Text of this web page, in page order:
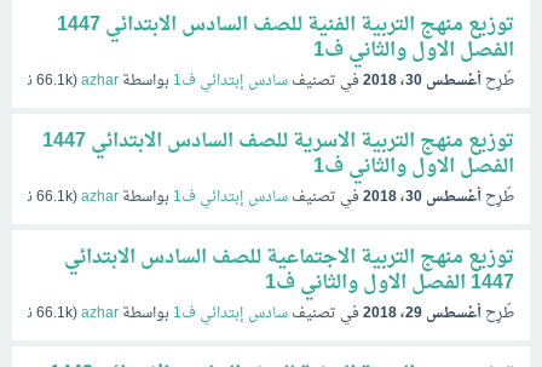
توزيع منهج التربية الفنية للصف السادس الابتدائي 1447
الفصل الاول والثاني ف1
طُرِحأغسطس 30، 2018 في تصنيفسادس إبتدائي ف1 بواسطةazhar
(
66.1kنقاط)
توزيع منهج التربية الاسرية للصف السادس الابتدائي 1447
الفصل الاول والثاني ف1
طُرِحأغسطس 30، 2018 في تصنيفسادس إبتدائي ف1 بواسطةazhar
(
66.1kنقاط)
توزيع منهج التربية الاجتماعية للصف السادس الابتدائي
1447 الفصل الاول والثاني ف1
طُرِحأغسطس 29، 2018 في تصنيفسادس إبتدائي ف1 بواسطةazhar
(
66.1kنقاط)